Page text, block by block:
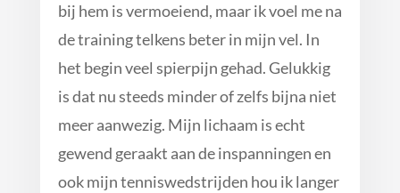
bij hem is vermoeiend, maar ik voel me na
de training telkens beter in mijn vel. In
het begin veel spierpijn gehad. Gelukkig
is dat nu steeds minder of zelfs bijna niet
meer aanwezig. Mijn lichaam is echt
gewend geraakt aan de inspanningen en
ook mijn tenniswedstrijden hou ik langer